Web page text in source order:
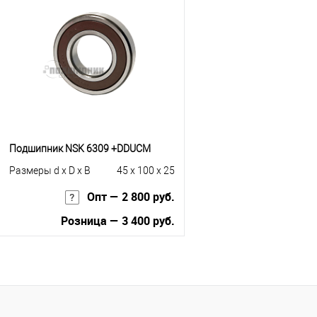
Купить в 1 клик
В избранное
Под заказ
Подшипник NSK 6309 +DDUCM
Размеры d x D x B
45 x 100 x 25
Опт — 2 800 руб.
Розница — 3 400 руб.